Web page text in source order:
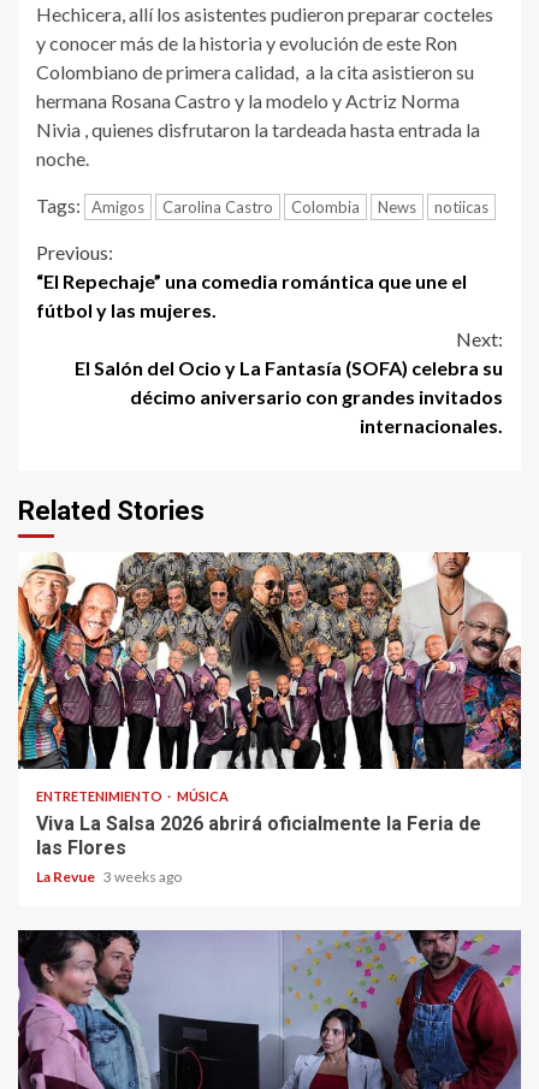
Hechicera, allí los asistentes pudieron preparar cocteles
y conocer más de la historia y evolución de este Ron
Colombiano de primera calidad, a la cita asistieron su
hermana Rosana Castro y la modelo y Actriz Norma
Nivia , quienes disfrutaron la tardeada hasta entrada la
noche.
Tags: Amigos Carolina Castro Colombia News notiicas
Continue
Reading
Previous:
“El Repechaje” una comedia romántica que une el
fútbol y las mujeres.
Next:
El Salón del Ocio y La Fantasía (SOFA) celebra su
décimo aniversario con grandes invitados
internacionales.
Related Stories
ENTRETENIMIENTO MÚSICA
Viva La Salsa 2026 abrirá oficialmente la Feria de
las Flores
La Revue 3 weeks ago